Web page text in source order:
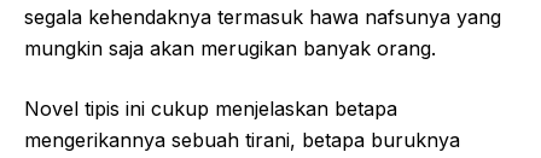
segala kehendaknya termasuk hawa nafsunya yang
mungkin saja akan merugikan banyak orang.
Novel tipis ini cukup menjelaskan betapa
mengerikannya sebuah tirani, betapa buruknya